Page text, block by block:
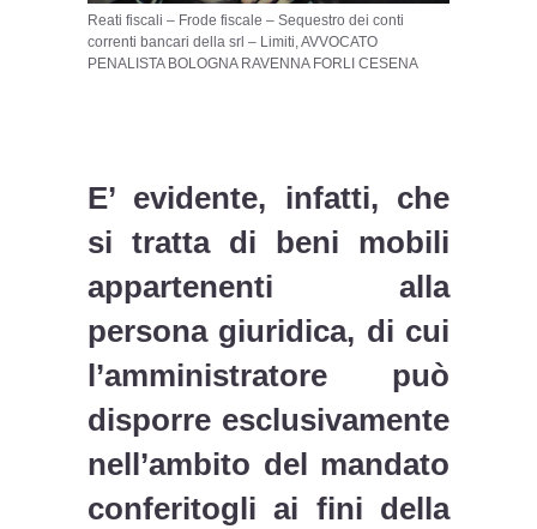
Reati fiscali – Frode fiscale – Sequestro dei conti
correnti bancari della srl – Limiti, AVVOCATO
PENALISTA BOLOGNA RAVENNA FORLI CESENA
E’ evidente, infatti, che
si tratta di beni mobili
appartenenti alla
persona giuridica, di cui
l’amministratore può
disporre esclusivamente
nell’ambito del mandato
conferitogli ai fini della